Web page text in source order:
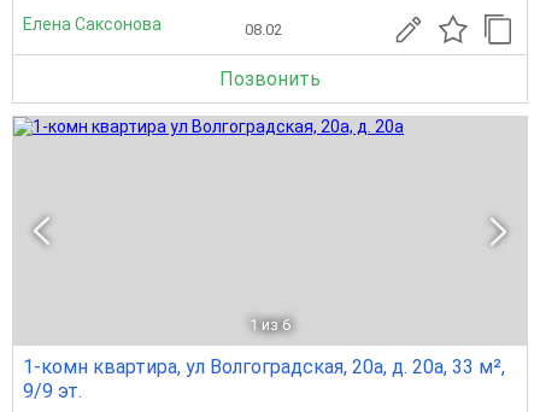
Елена Саксонова 08.02
Позвонить
1 из 6
1-комн квартира, ул Волгоградская, 20а, д. 20а, 33 м²,
9/9 эт.